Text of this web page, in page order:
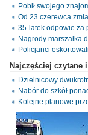
Pobił swojego
Od 23 czerewca
35-latek odpowie za
Nagrody marszałka
Policjanci
Najczęściej czytane
Dzielnicowy
Nabór do szkół
Kolejne planowe